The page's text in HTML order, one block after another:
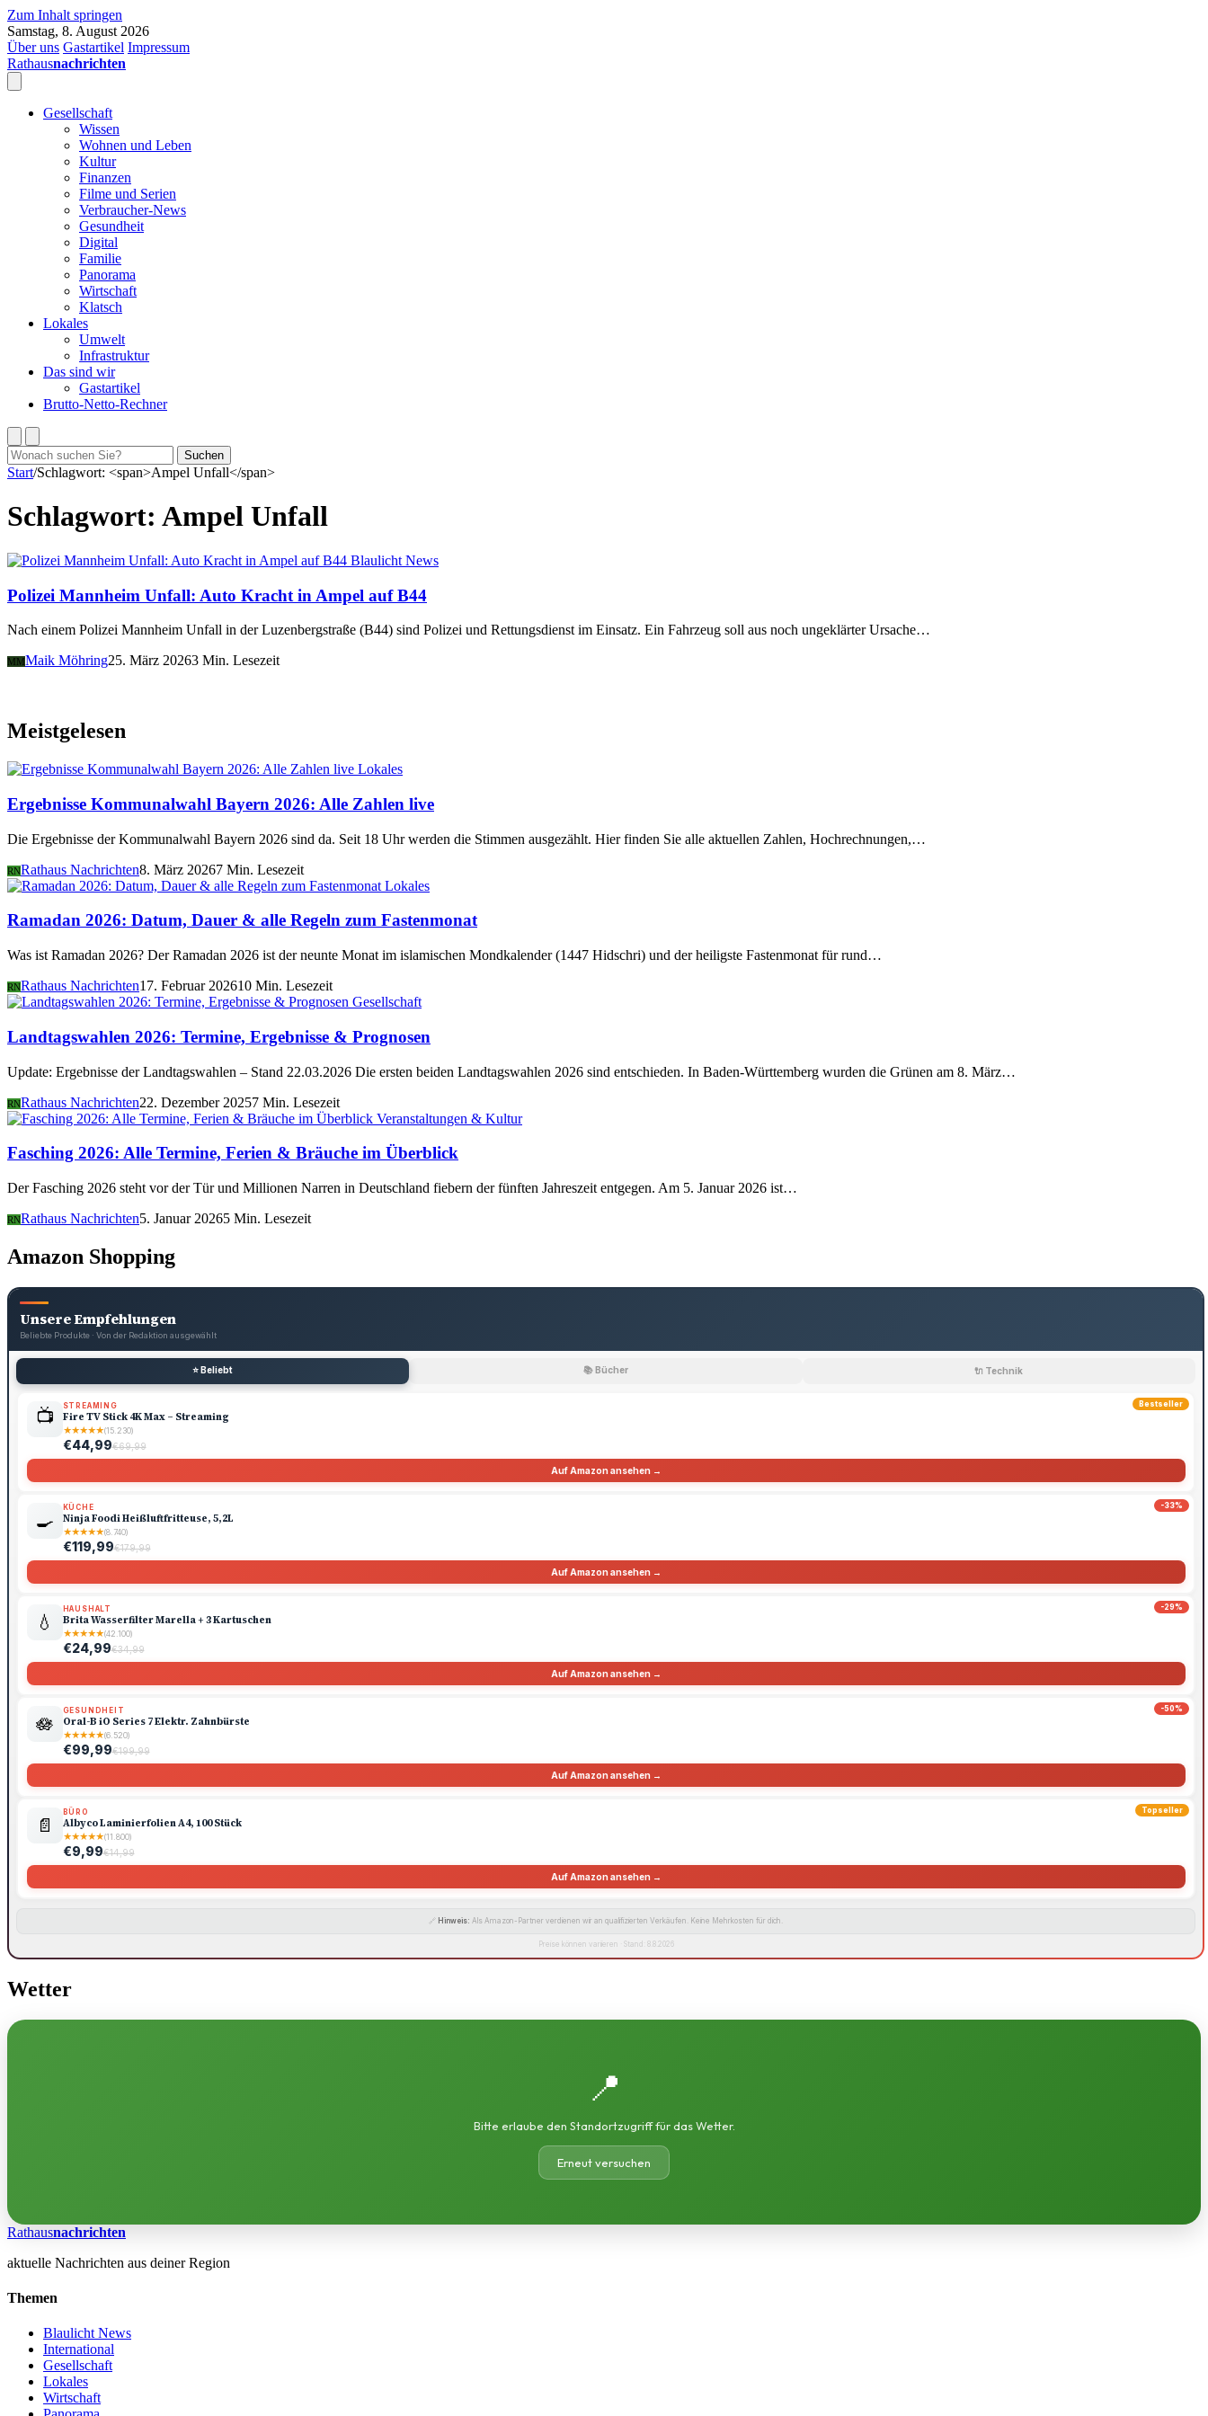
Zum Inhalt springen
Samstag, 8. August 2026
Über uns Gastartikel Impressum
Rathausnachrichten
Gesellschaft
Wissen
Wohnen und Leben
Kultur
Finanzen
Filme und Serien
Verbraucher-News
Gesundheit
Digital
Familie
Panorama
Wirtschaft
Klatsch
Lokales
Umwelt
Infrastruktur
Das sind wir
Gastartikel
Brutto-Netto-Rechner
Suchen
nach:
Suchen
Start/Schlagwort: <span>Ampel Unfall</span>
Schlagwort: Ampel Unfall
Blaulicht News
Polizei Mannheim Unfall: Auto Kracht in Ampel auf B44
Nach einem Polizei Mannheim Unfall in der Luzenbergstraße (B44) sind Polizei und Rettungsdienst im Einsatz. Ein Fahrzeug soll aus noch ungeklärter Ursache…
MM Maik Möhring25. März 20263 Min. Lesezeit
Meistgelesen
Lokales
Ergebnisse Kommunalwahl Bayern 2026: Alle Zahlen live
Die Ergebnisse der Kommunalwahl Bayern 2026 sind da. Seit 18 Uhr werden die Stimmen ausgezählt. Hier finden Sie alle aktuellen Zahlen, Hochrechnungen,…
RNRathaus Nachrichten8. März 20267 Min. Lesezeit
Lokales
Ramadan 2026: Datum, Dauer & alle Regeln zum Fastenmonat
Was ist Ramadan 2026? Der Ramadan 2026 ist der neunte Monat im islamischen Mondkalender (1447 Hidschri) und der heiligste Fastenmonat für rund…
RNRathaus Nachrichten17. Februar 202610 Min. Lesezeit
Gesellschaft
Landtagswahlen 2026: Termine, Ergebnisse & Prognosen
Update: Ergebnisse der Landtagswahlen – Stand 22.03.2026 Die ersten beiden Landtagswahlen 2026 sind entschieden. In Baden-Württemberg wurden die Grünen am 8. März…
RNRathaus Nachrichten22. Dezember 20257 Min. Lesezeit
Veranstaltungen & Kultur
Fasching 2026: Alle Termine, Ferien & Bräuche im Überblick
Der Fasching 2026 steht vor der Tür und Millionen Narren in Deutschland fiebern der fünften Jahreszeit entgegen. Am 5. Januar 2026 ist…
RNRathaus Nachrichten5. Januar 20265 Min. Lesezeit
Amazon Shopping
Unsere Empfehlungen
Beliebte Produkte · Von der Redaktion ausgewählt
⭐ Beliebt 📚 Bücher 🔌 Technik
Bestseller
📺 STREAMING
Fire TV Stick 4K Max – Streaming
★★★★★(15.230)
€44,99€69,99
Auf Amazon ansehen →
-33%
🍳
KÜCHE
Ninja Foodi Heißluftfritteuse, 5,2L
★★★★★(8.740)
€119,99€179,99
Auf Amazon ansehen →
-29%
💧
HAUSHALT
Brita Wasserfilter Marella + 3 Kartuschen
★★★★★(42.100)
€24,99€34,99
Auf Amazon ansehen →
-50%
🪷
GESUNDHEIT
Oral-B iO Series 7 Elektr. Zahnbürste
★★★★★(6.520)
€99,99€199,99
Auf Amazon ansehen →
Topseller
📄
BÜRO
Albyco Laminierfolien A4, 100 Stück
★★★★★(11.800)
€9,99€14,99
Auf Amazon ansehen →
🔗 Hinweis: Als Amazon-Partner verdienen wir an qualifizierten Verkäufen. Keine Mehrkosten für dich.
Preise können variieren · Stand: 8.8.2026
Wetter
📍
Bitte erlaube den Standortzugriff für das Wetter.
Erneut versuchen
Rathausnachrichten
aktuelle Nachrichten aus deiner Region
Themen
Blaulicht News
International
Gesellschaft
Lokales
Wirtschaft